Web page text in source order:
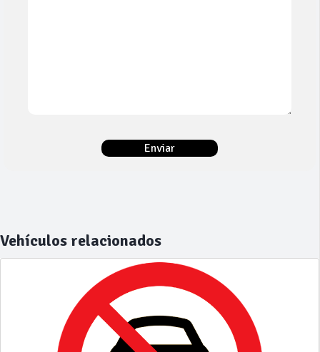
Vehículos relacionados